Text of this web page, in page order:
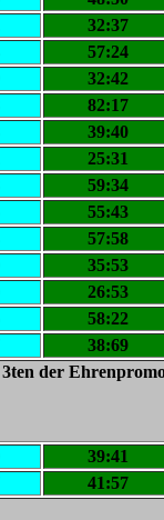
32:37
57:24
32:42
82:17
39:40
25:31
59:34
55:43
57:58
35:53
26:53
58:22
38:69
der
39:41
41:57